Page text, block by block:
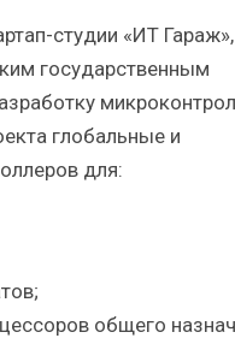
студии «ИТ Гараж»,
государственным
глобальные и
для:
общего